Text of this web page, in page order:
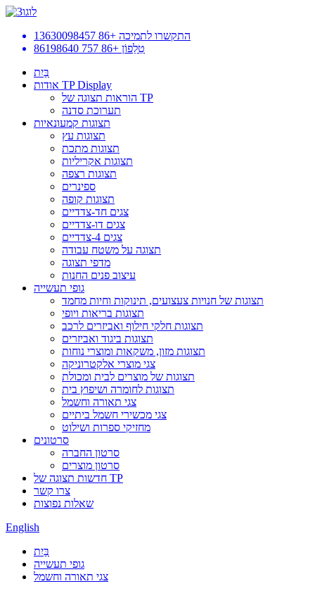
התקשרו לתמיכה +86 13630098457
טֵלֵפוֹן +86 757 86198640
בַּיִת
אודות TP Display
הוראות תצוגה של TP
תערוכת סדנה
תצוגות קמעונאיות
תצוגות עץ
תצוגות מתכת
תצוגות אקריליות
תצוגות רצפה
ספינרים
תצוגות קופה
צגים חד-צדדיים
צגים דו-צדדיים
צגים 4-צדדיים
תצוגה על משטח עבודה
מדפי תצוגה
עיצוב פנים החנות
גופי תעשייה
תצוגות של חנויות צעצועים, תינוקות וחיות מחמד
תצוגות בריאות ויופי
תצוגות חלקי חילוף ואביזרים לרכב
תצוגות ביגוד ואביזרים
תצוגות מזון, משקאות ומוצרי נוחות
צגי מוצרי אלקטרוניקה
תצוגות של מוצרים לבית ומכולת
תצוגות לחומרה ושיפוץ בית
צגי תאורה וחשמל
צגי מכשירי חשמל ביתיים
מחזיקי ספרות ושילוט
סרטונים
סרטון החברה
סרטון מוצרים
חדשות תצוגה של TP
צרו קשר
שאלות נפוצות
English
בַּיִת
גופי תעשייה
צגי תאורה וחשמל